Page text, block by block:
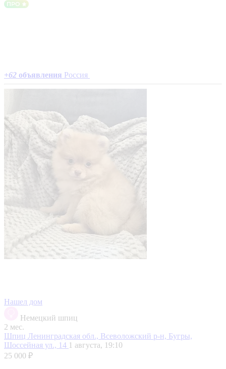
+62 объявления Россия
Нашел дом
Немецкий шпиц
2 мес.
Шпиц Ленинградская обл., Всеволожский р-н, Бугры,
Шоссейная ул., 14 1 августа, 19:10
25 000 ₽